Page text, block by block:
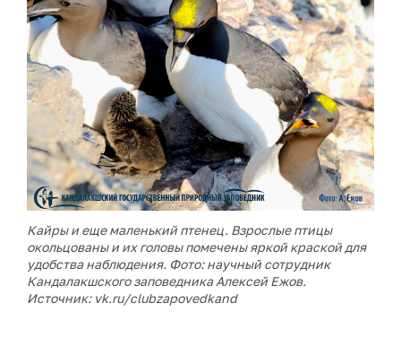
Кайры и еще маленький птенец. Взрослые птицы
окольцованы и их головы помечены яркой краской для
удобства наблюдения. Фото: научный сотрудник
Кандалакшского заповедника Алексей Ежов.
Источник: vk.ru/clubzapovedkand